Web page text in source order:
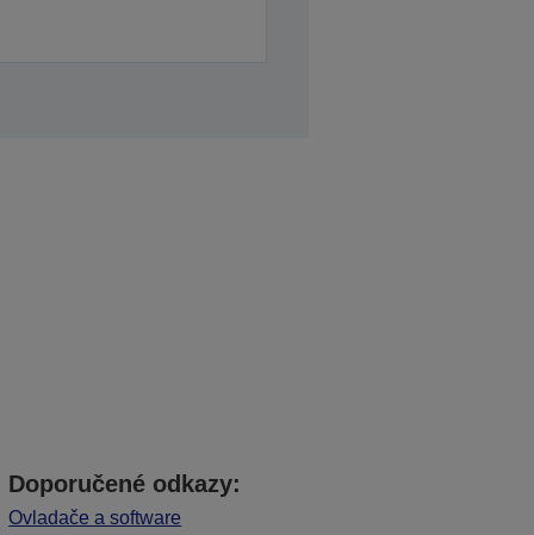
Doporučené odkazy:
Ovladače a software